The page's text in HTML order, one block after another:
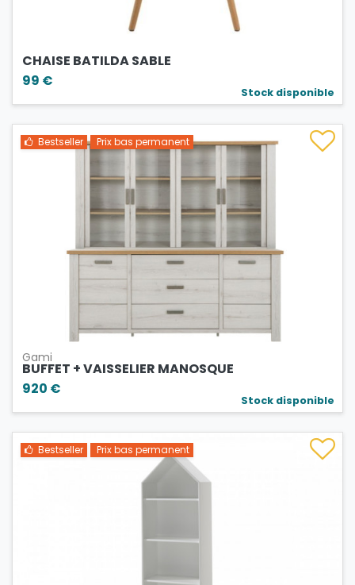
CHAISE BATILDA SABLE
99 €
Stock disponible
Bestseller Prix bas permanent
Gami
BUFFET + VAISSELIER MANOSQUE
920 €
Stock disponible
Bestseller Prix bas permanent